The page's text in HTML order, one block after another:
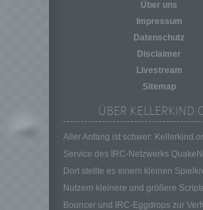
Über uns
Impressum
Datenschutz
Disclaimer
Livestream
Sitemap
ÜBER
Aller Anfang ist schwer:
Service des IRC-Netzwerks
Dort stellte es einem kleinen
Nutzern kleinere und größere
Bouncer und IRC-Eggdrops zur
auf welche die
ohne Hinzuziehung
Informationen nicht mehr
betroffenen Person
können, sofern diese
Informationen gesondert
Maßnahmen unterliegen,
einer identifizierten oder
natürlichen Person
g) Verantwortlicher oder für
Verantwortlicher